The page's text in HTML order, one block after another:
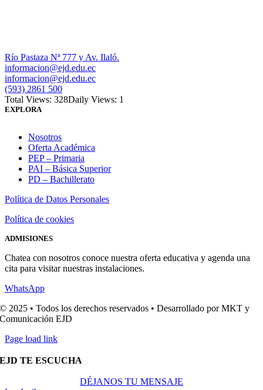
Río Pastaza Nª 777 y Av. Ilaló.
informacion@ejd.edu.ec
informacion@ejd.edu.ec
(593) 2861 500
Total Views: 328Daily Views: 1
EXPLORA
Nosotros
Oferta Académica
PEP – Primaria
PAI – Básica Superior
PD – Bachillerato
Política de Datos Personales
Política de cookies
ADMISIONES
Chatea con nosotros conoce nuestra oferta educativa y agenda una
cita para visitar nuestras instalaciones.
WhatsApp
© 2025 • Todos los derechos reservados • Desarrollado por MKT y
Comunicación EJD
Page load link
EJD TE ESCUCHA
DÉJANOS TU MENSAJE